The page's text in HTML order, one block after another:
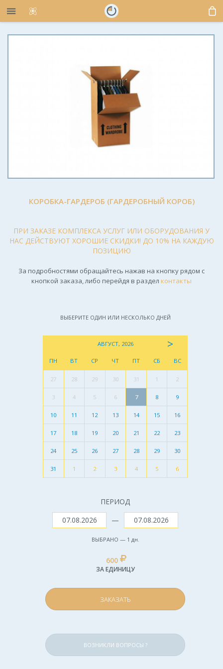
КОРОБКА-ГАРДЕРОБ (ГАРДЕРОБНЫЙ КОРОБ)
ПРИ ЗАКАЗЕ КОМПЛЕКСА УСЛУГ ИЛИ ОБОРУДОВАНИЯ У
НАС ДЕЙСТВУЮТ ХОРОШИЕ СКИДКИ! ДО 10% НА КАЖДУЮ
ПОЗИЦИЮ
За подробностями обращайтесь нажав на кнопку рядом с
кнопкой заказа, либо перейдя в раздел контакты
ВЫБЕРИТЕ ОДИН ИЛИ НЕСКОЛЬКО ДНЕЙ
АВГУСТ, 2026 >
ПН ВТ СР ЧТ ПТ СБ ВС
27 28 29 30 31 1 2
3 4 5 6 7 8 9
10 11 12 13 14 15 16
17 18 19 20 21 22 23
24 25 26 27 28 29 30
31 1 2 3 4 5 6
ПЕРИОД
—
ВЫБРАНО — 1 дн.
600
ЗА ЕДИНИЦУ
ЗАКАЗАТЬ
ВОЗНИКЛИ ВОПРОСЫ ?